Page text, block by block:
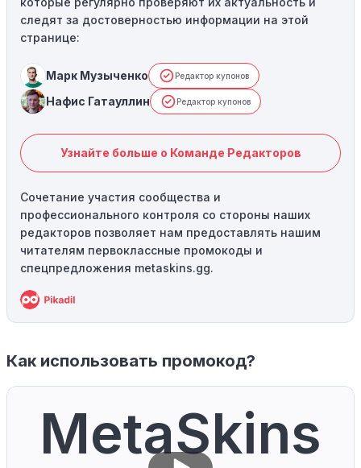
следят за достоверностью информации на этой
странице:
Марк Музыченко Редактор купонов
Нафис Гатауллин Редактор купонов
Узнайте больше о Команде Редакторов
Сочетание участия сообщества и
профессионального контроля со стороны наших
редакторов позволяет нам предоставлять нашим
читателям первоклассные промокоды и
спецпредложения metaskins.gg.
Как использовать промокод?
MetaSkins